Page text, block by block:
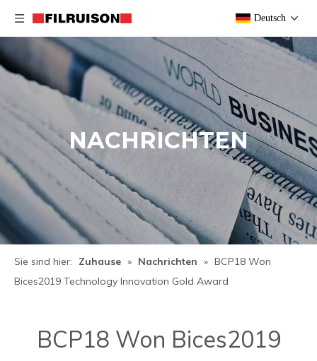
Deutsch
NACHRICHTEN
Sie sind hier: Zuhause » Nachrichten » BCP18 Won
Bices2019 Technology Innovation Gold Award
BCP18 Won Bices2019